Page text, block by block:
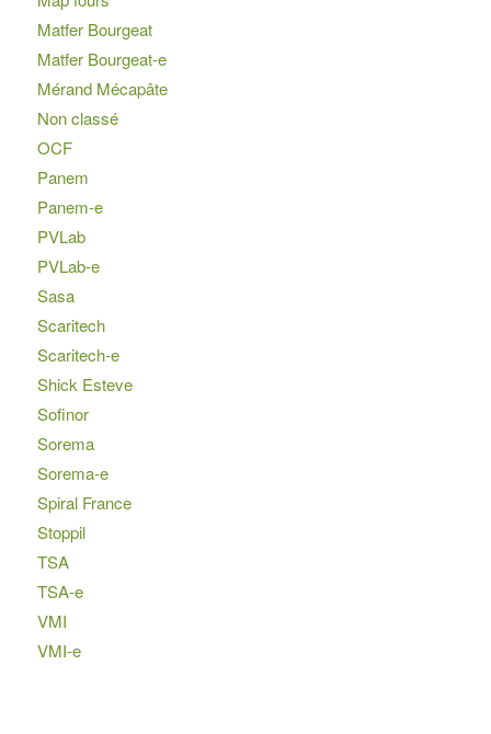
Matfer Bourgeat
Matfer Bourgeat-e
Mérand Mécapâte
Non classé
OCF
Panem
Panem-e
PVLab
PVLab-e
Sasa
Scaritech
Scaritech-e
Shick Esteve
Sofinor
Sorema
Sorema-e
Spiral France
Stoppil
TSA
TSA-e
VMI
VMI-e